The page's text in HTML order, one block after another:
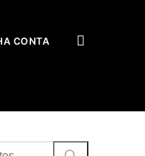
CONTA